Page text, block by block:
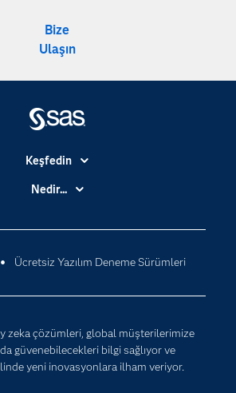
Bize
Ulaşın
Ücretsiz Yazılım Deneme Sürümleri
zeka çözümleri, global müşterilerimize
güvenebilecekleri bilgi sağlıyor ve
yeni inovasyonlara ilham veriyor.
Keşfedin
Basın Bültenleri
Dene/ Satın Al
Destek & Hizmetler
Erişebilirlik
Etkinlikler
Nedir...
Veri Bilimi